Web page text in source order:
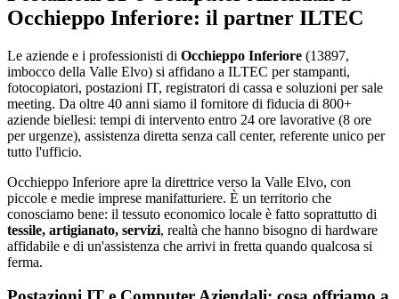
Occhieppo Inferiore: il partner ILTEC
Le aziende e i professionisti di Occhieppo Inferiore (13897,
imbocco della Valle Elvo) si affidano a ILTEC per stampanti,
fotocopiatori, postazioni IT, registratori di cassa e soluzioni per sale
meeting. Da oltre 40 anni siamo il fornitore di fiducia di 800+
aziende biellesi: tempi di intervento entro 24 ore lavorative (8 ore
per urgenze), assistenza diretta senza call center, referente unico per
tutto l'ufficio.
Occhieppo Inferiore apre la direttrice verso la Valle Elvo, con
piccole e medie imprese manifatturiere. È un territorio che
conosciamo bene: il tessuto economico locale è fatto soprattutto di
tessile, artigianato, servizi, realtà che hanno bisogno di hardware
affidabile e di un'assistenza che arrivi in fretta quando qualcosa si
ferma.